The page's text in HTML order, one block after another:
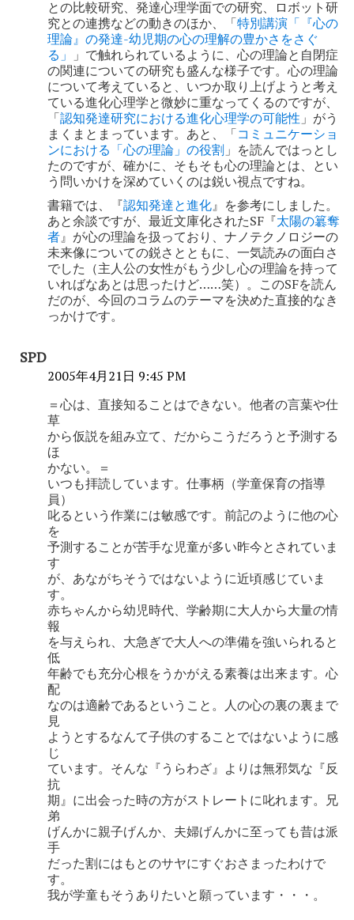
との比較研究、発達心理学面での研究、ロボット研
究との連携などの動きのほか、「特別講演「『心の
理論』の発達-幼児期の心の理解の豊かさをさぐ
る」
」で触れられているように、心の理論と自閉症
の関連についての研究も盛んな様子です。心の理論
について考えていると、いつか取り上げようと考え
ている進化心理学と微妙に重なってくるのですが、
「認知発達研究における進化心理学の可能性 」がう
まくまとまっています。あと、「コミュニケーショ
ンにおける「心の理論」の役割 」を読んではっとし
たのですが、確かに、そもそも心の理論とは、とい
う問いかけを深めていくのは鋭い視点ですね。
書籍では、『認知発達と進化』を参考にしました。
あと余談ですが、最近文庫化されたSF『太陽の簒奪
者』が心の理論を扱っており、ナノテクノロジーの
未来像についての鋭さとともに、一気読みの面白さ
でした（主人公の女性がもう少し心の理論を持って
いればなあとは思ったけど……笑）。このSFを読ん
だのが、今回のコラムのテーマを決めた直接的なき
っかけです。
SPD
2005年4月21日 9:45 PM
＝心は、直接知ることはできない。他者の言葉や仕
草
から仮説を組み立て、だからこうだろうと予測する
ほ
かない。＝
いつも拝読しています。仕事柄（学童保育の指導
員）
叱るという作業には敏感です。前記のように他の心
を
予測することが苦手な児童が多い昨今とされていま
す
が、あながちそうではないように近頃感じていま
す。
赤ちゃんから幼児時代、学齢期に大人から大量の情
報
を与えられ、大急ぎで大人への準備を強いられると
低
年齢でも充分心根をうかがえる素養は出来ます。心
配
なのは適齢であるということ。人の心の裏の裏まで
見
ようとするなんて子供のすることではないように感
じ
ています。そんな『うらわざ』よりは無邪気な『反
抗
期』に出会った時の方がストレートに叱れます。兄
弟
げんかに親子げんか、夫婦げんかに至っても昔は派
手
だった割にはもとのサヤにすぐおさまったわけで
す。
我が学童もそうありたいと願っています・・・。